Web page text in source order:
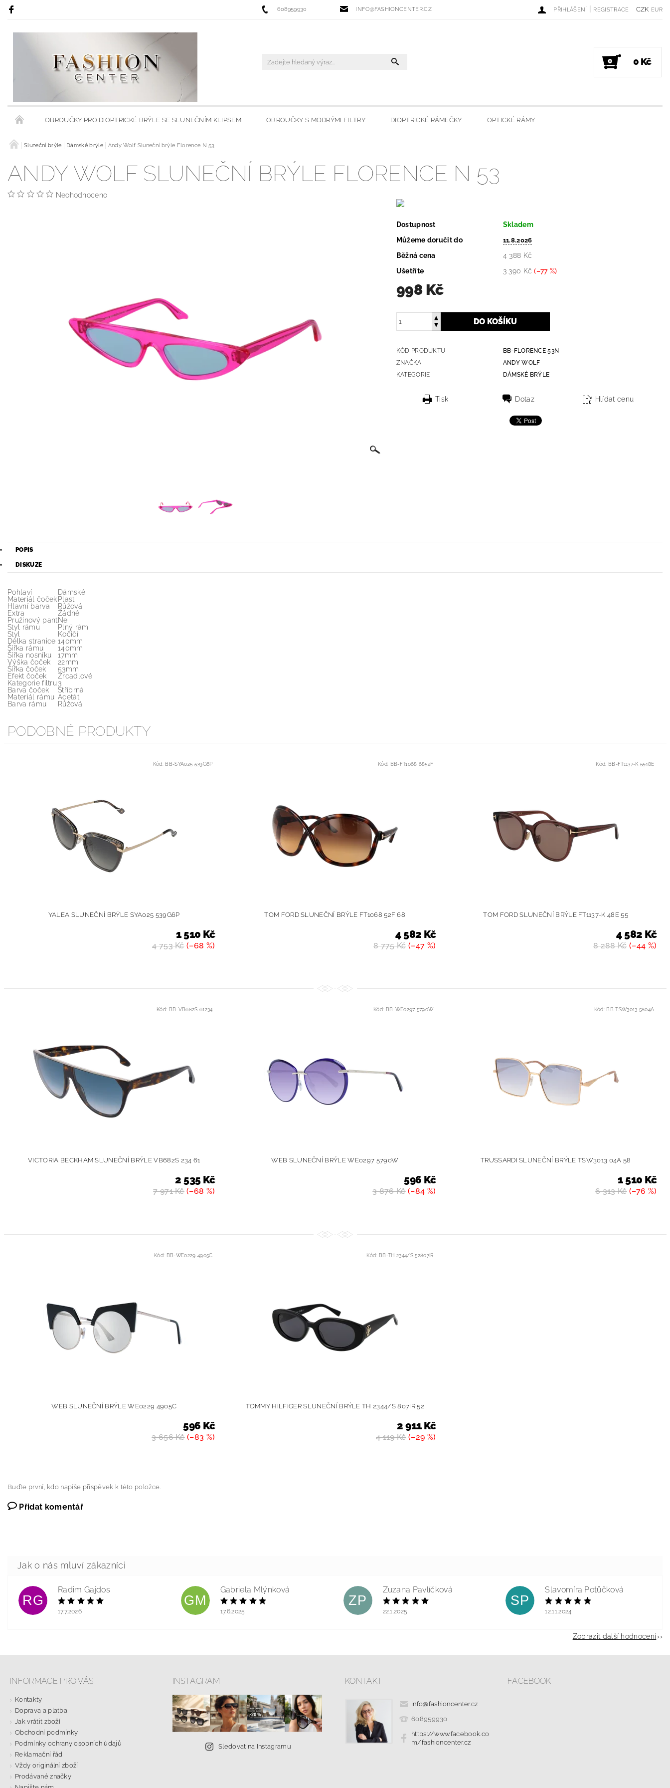
608959930 INFO@FASHIONCENTER.CZ CZK EUR
PŘIHLÁŠENÍ | REGISTRACE
0 0 Kč
OBROUČKY PRO DIOPTRICKÉ BRÝLE SE SLUNEČNÍM KLIPSEM OBROUČKY S MODRÝMI FILTRY DIOPTRICKÉ RÁMEČKY OPTICKÉ RÁMY
RÁMY S KLIPSY NA SLUNEČNÍ BRÝLE RÁMCE S MODRÝMI FILTRY
OBCHODNÍ PODMÍNKY KONTAKTY HODNOCENÍ OBCHODU MOJE OBLÍBENÉ
Sluneční brýle Dámské brýle Andy Wolf Sluneční brýle Florence N 53
ANDY WOLF SLUNEČNÍ BRÝLE FLORENCE N 53
Neohodnoceno
Dostupnost
Skladem
Můžeme doručit do
11.8.2026
Běžná cena
4 388 Kč
Ušetříte
3 390 Kč(–77 %)
998 Kč
KÓD PRODUKTU
BB-FLORENCE 53N
ZNAČKA
ANDY WOLF
KATEGORIE
DÁMSKÉ BRÝLE
Tisk Dotaz Hlídat cenu
POPIS
DISKUZE
Pohlaví
Dámské
Materiál čoček Plast
Hlavní barva
Růžová
Extra
Žádné
Pružinový pantNe
Styl rámu
Plný rám
Styl
Kočičí
Délka stranice 140mm
Šířka rámu
140mm
Šířka nosníku
17mm
Výška čoček
22mm
Šířka čoček
53mm
Efekt čoček
Zrcadlové
Kategorie filtru3
Barva čoček
Stříbrná
Materiál rámu Acetát
Barva rámu
Růžová
PODOBNÉ PRODUKTY
Kód: BB-SYA025 539G6P
YALEA SLUNEČNÍ BRÝLE SYA025 539G6P
4 753 Kč(–68 %)
1 510 Kč
Kód: BB-FT1068 6852F
TOM FORD SLUNEČNÍ BRÝLE FT1068 52F 68
8 775 Kč(–47 %)
4 582 Kč
Kód: BB-FT1137-K 5548E
TOM FORD SLUNEČNÍ BRÝLE FT1137-K 48E 55
8 288 Kč(–44 %)
4 582 Kč
Kód: BB-VB682S 61234
VICTORIA BECKHAM SLUNEČNÍ BRÝLE VB682S 234 61
7 971 Kč(–68 %)
2 535 Kč
Kód: BB-WE0297 5790W
WEB SLUNEČNÍ BRÝLE WE0297 5790W
3 876 Kč(–84 %)
596 Kč
Kód: BB-TSW3013 5804A
TRUSSARDI SLUNEČNÍ BRÝLE TSW3013 04A 58
6 313 Kč(–76 %)
1 510 Kč
Kód: BB-WE0229 4905C
WEB SLUNEČNÍ BRÝLE WE0229 4905C
3 656 Kč(–83 %)
596 Kč
Kód: BB-TH 2344/S 52807IR
TOMMY HILFIGER SLUNEČNÍ BRÝLE TH 2344/S 807IR 52
4 119 Kč(–29 %)
2 911 Kč
Buďte první, kdo napíše příspěvek k této položce.
Přidat komentář
RG
Radim Gajdos
17.7.2026
GM
Gabriela Mlýnková
17.6.2025
ZP
Zuzana Pavlíčková
22.1.2025
SP
Slavomíra Potůčková
12.11.2024
Zobrazit další hodnocení
INFORMACE PRO VÁS
Kontakty
Doprava a platba
Jak vrátit zboží
Obchodní podmínky
Podmínky ochrany osobních údajů
Reklamační řád
Vždy originální zboží
Prodávané značky
INSTAGRAM
Sledovat na Instagramu
KONTAKT
info@fashioncenter.cz
608959930
https://www.facebook.co
m/fashioncenter.cz
FACEBOOK